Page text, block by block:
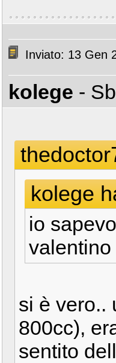
Inviato: 13 Gen
kolege -
kolege
io
si è vero..
800cc),
sentito